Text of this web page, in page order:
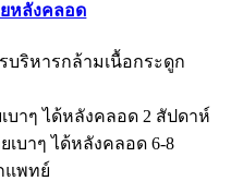
หลังคลอด
บริหารกล้ามเนื้อกระดูก
บาๆ ได้หลังคลอด 2 สัปดาห์
เบาๆ ได้หลังคลอด 6-8
แพทย์